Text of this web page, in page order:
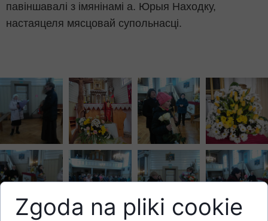
павіншавалі з імянінамі а. Юрыя Находку,
настаяцеля мясцовай супольнасці.
Zgoda na pliki cookie